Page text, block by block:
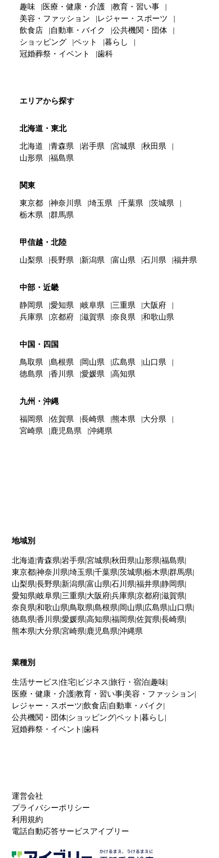
趣味
医療・健康・介護
教育・習い事
美容・ファッション
レジャー・スポーツ
飲食店
自動車・バイク
公共機関・団体
ショッピング
ペット
暮らし
冠婚葬祭・イベント
歯科
エリアから探す
北海道・東北
北海道 青森県 岩手県 宮城県
秋田県
山形県
福島県
関東
東京都 神奈川県 埼玉県 千葉県
茨城県
栃木県
群馬県
甲信越・北陸
山梨県 長野県 新潟県 富山県 石川県 福井県
中部・近畿
静岡県 愛知県 岐阜県 三重県
大阪府
兵庫県
京都府 滋賀県 奈良県 和歌山県
中国・四国
鳥取県 島根県 岡山県 広島県
山口県
徳島県
香川県 愛媛県 高知県
九州・沖縄
福岡県 佐賀県 長崎県 熊本県
大分県
宮崎県
鹿児島県 沖縄県
地域別
北海道 青森県 岩手県 宮城県 秋田県 山形県 福島県
東京都神奈川県 埼玉県 千葉県 茨城県 栃木県 群馬県
山梨県 長野県 新潟県 富山県 石川県 福井県 静岡県
愛知県 岐阜県 三重県 大阪府兵庫県 京都府滋賀県
奈良県 和歌山県 鳥取県 島根県 岡山県 広島県 山口県
徳島県 香川県 愛媛県 高知県 福岡県 佐賀県 長崎県
熊本県 大分県 宮崎県 鹿児島県 沖縄県
業種別
生活サービス 住宅 ビジネス 旅行・宿泊 趣味
医療・健康・介護教育・習い事 美容・ファッション
レジャー・スポーツ 飲食店 自動車・バイク
公共機関・団体 ショッピングペット 暮らし
冠婚葬祭・イベント 歯科
運営会社
プライバシーポリシー
利用規約
電話自動応答サービスアイブリー